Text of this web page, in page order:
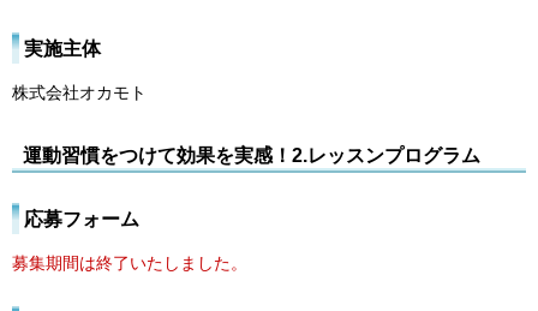
実施主体
株式会社オカモト
運動習慣をつけて効果を実感！2.レッスンプログラム
応募フォーム
募集期間は終了いたしました。